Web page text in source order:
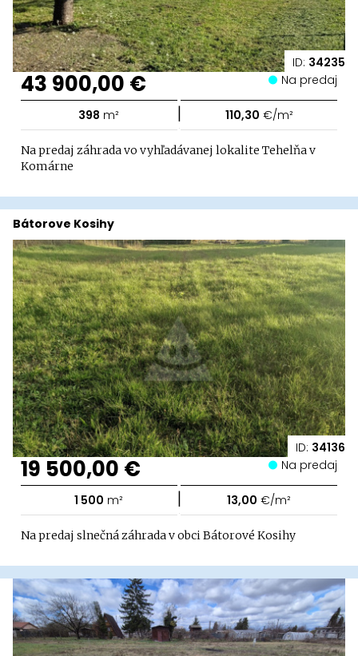
ID: 34235
43 900,00 € Na predaj
398 m² | 110,30 €/m²
Na predaj záhrada vo vyhľadávanej lokalite Tehelňa v
Komárne
ID: 34136
Bátorove Kosihy
19 500,00 € Na predaj
1 500 m² | 13,00 €/m²
Na predaj slnečná záhrada v obci Bátorové Kosihy